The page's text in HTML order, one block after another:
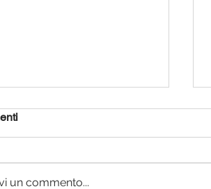
un commento...